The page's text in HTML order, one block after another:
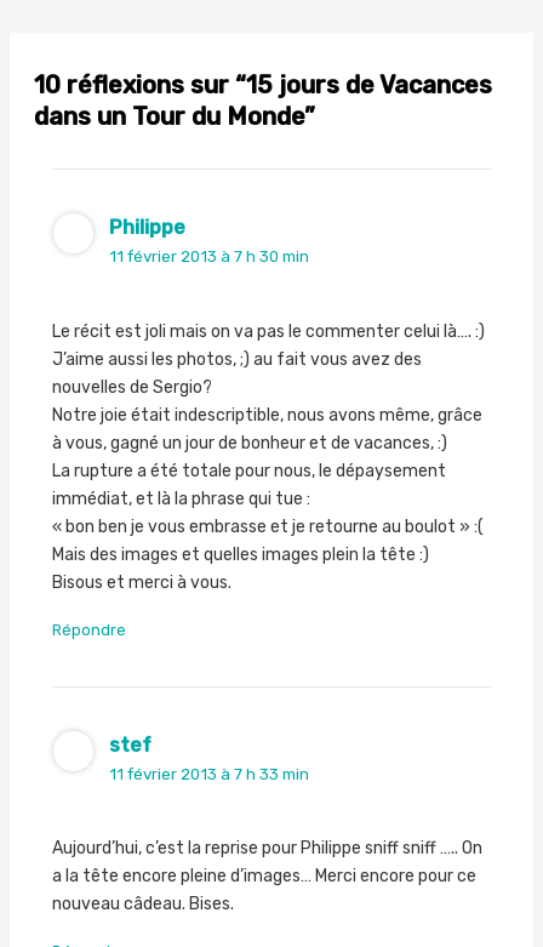
10 réflexions sur “15 jours de Vacances
dans un Tour du Monde”
Philippe
11 février 2013 à 7 h 30 min
Le récit est joli mais on va pas le commenter celui là…. :)
J’aime aussi les photos, ;) au fait vous avez des
nouvelles de Sergio?
Notre joie était indescriptible, nous avons même, grâce
à vous, gagné un jour de bonheur et de vacances, :)
La rupture a été totale pour nous, le dépaysement
immédiat, et là la phrase qui tue :
« bon ben je vous embrasse et je retourne au boulot » :(
Mais des images et quelles images plein la tête :)
Bisous et merci à vous.
Répondre
stef
11 février 2013 à 7 h 33 min
Aujourd’hui, c’est la reprise pour Philippe sniff sniff ….. On
a la tête encore pleine d’images… Merci encore pour ce
nouveau câdeau. Bises.